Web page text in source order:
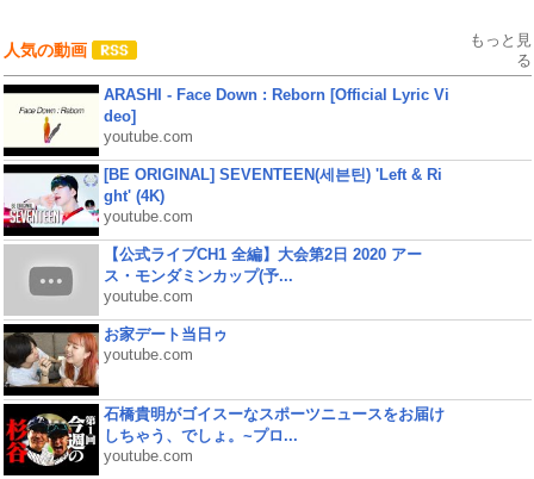
人気の動画
もっと見
る
ARASHI - Face Down : Reborn [Official Lyric Vi
deo]
youtube.com
[BE ORIGINAL] SEVENTEEN(세븐틴) 'Left & Ri
ght' (4K)
youtube.com
【公式ライブCH1 全編】大会第2日 2020 アー
ス・モンダミンカップ(予...
youtube.com
お家デート当日ゥ
youtube.com
石橋貴明がゴイスーなスポーツニュースをお届け
しちゃう、でしょ。~プロ...
youtube.com